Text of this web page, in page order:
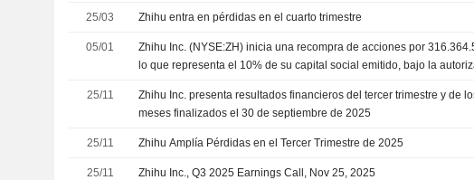
25/03 Zhihu entra en pérdidas en el cuarto trimestre
05/01
Zhihu Inc. (NYSE:ZH) inicia una recompra de acciones por
lo que representa el 10% de su capital social emitido, bajo la
25/11
Zhihu Inc. presenta resultados financieros del tercer trimestre y de
meses finalizados el 30 de septiembre de 2025
25/11 Zhihu Amplía Pérdidas en el Tercer Trimestre de 2025
25/11 Zhihu Inc., Q3 2025 Earnings Call, Nov 25, 2025